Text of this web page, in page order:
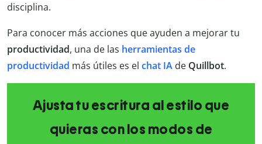
disciplina.
Para conocer más acciones que ayuden a mejorar tu
productividad, una de las herramientas de
productividad más útiles es el chat IA de Quillbot.
Ajusta tu escritura al estilo que
quieras con los modos de